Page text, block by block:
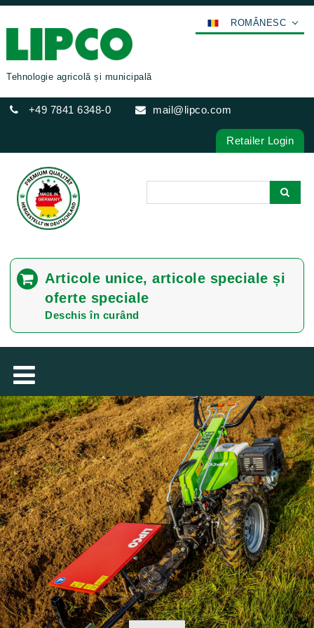
Tehnologie agricolă și municipală
+49 7841 6348-0 mail@lipco.com
POLSKI
ITALIANO
ČEŠTINA
PORTUGUÊS
ROMÂNESC
SUOMALAINEN
SLOVENSKÁ
DANSK
ΕΛΛΗΝΙΚΉ
БЪЛГАРСКИ
SVENSKA
SLOVENSKI
EESTI
LIETUVIŲ
LATVIEŠU
Retailer Login
Articole unice, articole speciale și
oferte speciale
Deschis în curând